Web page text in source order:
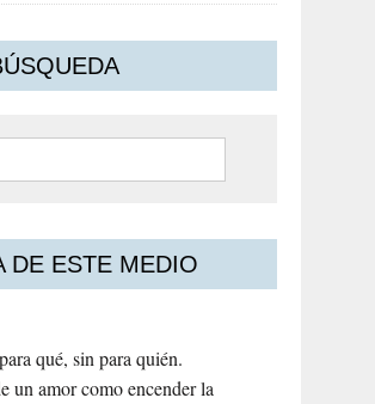
DE ESTE MEDIO
qué, sin para quién.
un amor como encender la